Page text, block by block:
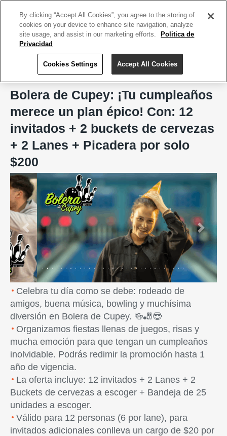
Bolera de Cupey
Bolera de Cupey: ¡Tu cumpleaños
merece un plan épico! Con: 12
invitados + 2 buckets de cervezas
+ 2 Lanes + Picadera por solo
$200
Previous Next
Celebra tu día como se debe: rodeado de
amigos, buena música, bowling y muchísima
diversión en Bolera de Cupey. 🍻🎳😎
Organizamos fiestas llenas de juegos, risas y
mucha emoción para que tengan un cumpleaños
inolvidable. Podrás redimir la promoción hasta 1
año de vigencia.
La oferta incluye: 12 invitados + 2 Lanes + 2
Buckets de cervezas a escoger + Bandeja de 25
unidades a escoger.
Válido para 12 personas (6 por lane), para
invitados adicionales conlleva un cargo de $20 por
By clicking “Accept All Cookies”, you agree to the storing of
cookies on your device to enhance site navigation, analyze
site usage, and assist in our marketing efforts.
Politica de
Privacidad
Cookies Settings Accept All Cookies